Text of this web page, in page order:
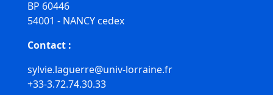
BP 60446
54001 - NANCY cedex
Contact :
sylvie.laguerre@univ-lorraine.fr
+33-3.72.74.30.33